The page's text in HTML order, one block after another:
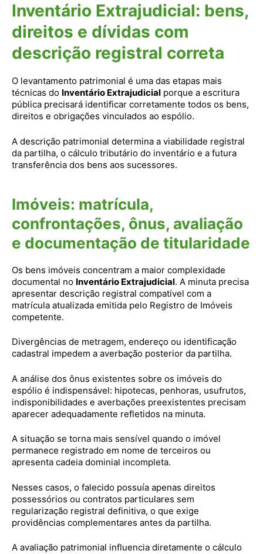
Inventário Extrajudicial: bens,
direitos e dívidas com
descrição registral correta
O levantamento patrimonial é uma das etapas mais
técnicas do Inventário Extrajudicial porque a escritura
pública precisará identificar corretamente todos os bens,
direitos e obrigações vinculados ao espólio.
A descrição patrimonial determina a viabilidade registral
da partilha, o cálculo tributário do inventário e a futura
transferência dos bens aos sucessores.
Imóveis: matrícula,
confrontações, ônus, avaliação
e documentação de titularidade
Os bens imóveis concentram a maior complexidade
documental no Inventário Extrajudicial. A minuta precisa
apresentar descrição registral compatível com a
matrícula atualizada emitida pelo Registro de Imóveis
competente.
Divergências de metragem, endereço ou identificação
cadastral impedem a averbação posterior da partilha.
A análise dos ônus existentes sobre os imóveis do
espólio é indispensável: hipotecas, penhoras, usufrutos,
indisponibilidades e averbações preexistentes precisam
aparecer adequadamente refletidos na minuta.
A situação se torna mais sensível quando o imóvel
permanece registrado em nome de terceiros ou
apresenta cadeia dominial incompleta.
Nesses casos, o falecido possuía apenas direitos
possessórios ou contratos particulares sem
regularização registral definitiva, o que exige
providências complementares antes da partilha.
A avaliação patrimonial influencia diretamente o cálculo